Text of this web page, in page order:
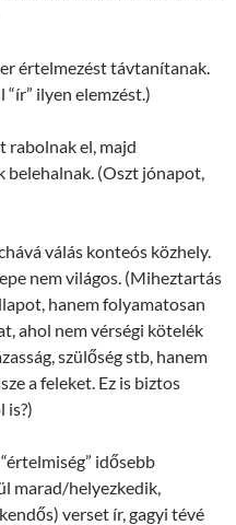
értelmezést távtanítanak.
ilyen elemzést.)
rabolnak el, majd
belehalnak. (Oszt jónapot,
válás konteós közhely.
nem világos. (Miheztartás
hanem folyamatosan
ahol nem vérségi kötelék
szülőség stb, hanem
a feleket. Ez is biztos
is?)
idősebb
marad/helyezkedik,
verset ír, gagyi tévé